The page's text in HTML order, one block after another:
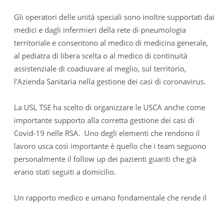
Gli operatori delle unità speciali sono inoltre supportati dai
medici e dagli infermieri della rete di pneumologia
territoriale e consentono al medico di medicina generale,
al pediatra di libera scelta o al medico di continuità
assistenziale di coadiuvare al meglio, sul territorio,
l’Azienda Sanitaria nella gestione dei casi di coronavirus.
La USL TSE ha scelto di organizzare le USCA anche come
importante supporto alla corretta gestione dei casi di
Covid-19 nelle RSA. Uno degli elementi che rendono il
lavoro usca così importante è quello che i team seguono
personalmente il follow up dei pazienti guariti che già
erano stati seguiti a domicilio.
Un rapporto medico e umano fondamentale che rende il